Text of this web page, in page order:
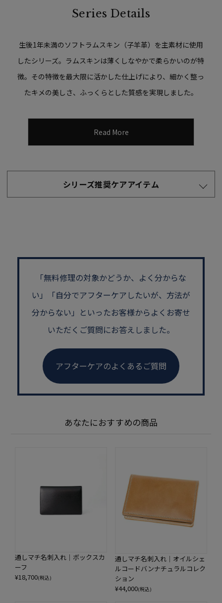
Series Details
生後1年未満のソフトラムスキン（子羊革）を主素材に使用
したシリーズ。ラムスキンは薄くしなやかで柔らかいのが特
徴。その特徴を最大限に活かした仕上げにより、細かく整っ
たキメの美しさ、ふっくらとした質感を実現しました。
Read More
シリーズ推奨ケアアイテム
「無料修理の対象かどうか、よく分からな
い」
「自分でアフターケアしたいが、方法が
分からない」といったお客様からよくお寄せ
いただくご質問にお答えしました。
アフターケアのよくあるご質問
あなたにおすすめの商品
通しマチ名刺入れ｜ボックスカ
ーフ
¥18,700(税込)
通しマチ名刺入れ｜オイルシェ
ルコードバンナチュラルコレク
ション
¥44,000(税込)